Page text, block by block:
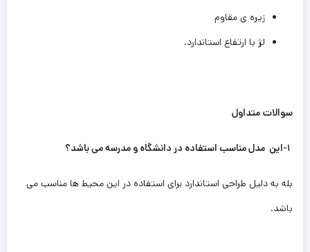
زیره ی مقاوم
لژ با ارتفاع استاندارد.
سوالات متداول
بله به دلیل طراحی استاندارد برای استفاده در این‌ محیط ها مناسب می
باشد.